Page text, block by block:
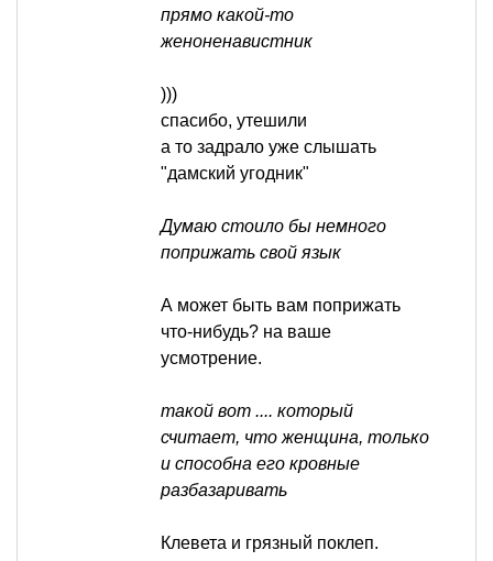
прямо какой-то
женоненавистник
)))
спасибо, утешили
а то задрало уже слышать
"дамский угодник"
Думаю стоило бы немного
поприжать свой язык
А может быть вам поприжать
что-нибудь? на ваше
усмотрение.
такой вот .... который
считает, что женщина, только
и способна его кровные
разбазаривать
Клевета и грязный поклеп.